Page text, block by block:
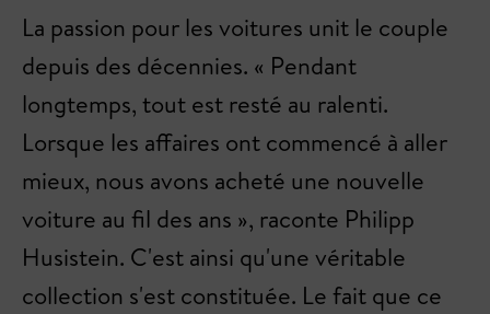
La passion pour les voitures unit le couple
depuis des décennies. « Pendant
longtemps, tout est resté au ralenti.
Lorsque les affaires ont commencé à aller
mieux, nous avons acheté une nouvelle
voiture au fil des ans », raconte Philipp
Husistein. C'est ainsi qu'une véritable
collection s'est constituée. Le fait que ce